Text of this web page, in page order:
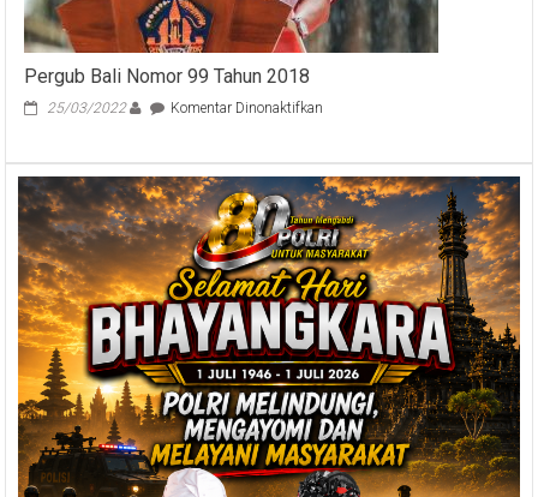
Pergub Bali Nomor 99 Tahun 2018
25/03/2022 Komentar Dinonaktifkan
99
Tahun
2018